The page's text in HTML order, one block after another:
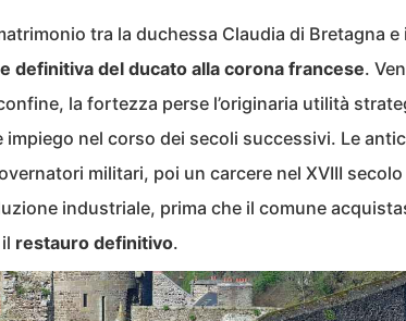
tra la duchessa Claudia di Bretagna e
definitiva del ducato alla corona francese.
la fortezza perse l’originaria utilità
impiego nel corso dei secoli successivi. Le
militari, poi un carcere nel XVIII
industriale, prima che il comune
restauro definitivo.